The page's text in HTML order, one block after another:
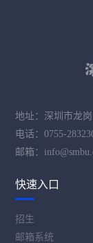
地址：深圳市龙
电话：0755-
邮箱：
快速入口
招生
邮箱系统